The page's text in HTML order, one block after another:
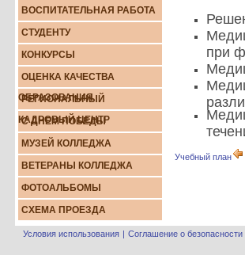
ВОСПИТАТЕЛЬНАЯ РАБОТА
СТУДЕНТУ
КОНКУРСЫ
ОЦЕНКА КАЧЕСТВА
ОБРАЗОВАНИЯ
РЕГИОНАЛЬНЫЙ
КАДРОВЫЙ ЦЕНТР
С ДНЕМ ПОБЕДЫ
МУЗЕЙ КОЛЛЕДЖА
ВЕТЕРАНЫ КОЛЛЕДЖА
ФОТОАЛЬБОМЫ
СХЕМА ПРОЕЗДА
при
Учебный план
Условия использования | Соглашение о безопасности